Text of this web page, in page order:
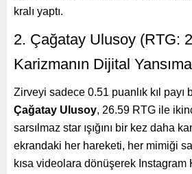
kralı yaptı.
2. Çağatay Ulusoy (RTG:
Karizmanın Dijital
Zirveyi sadece 0.51 puanlık kıl payı
Çağatay Ulusoy, 26.59 RTG ile
sarsılmaz star ışığını bir kez daha
ekrandaki her hareketi, her mimiği
kısa videolara dönüşerek Instagram